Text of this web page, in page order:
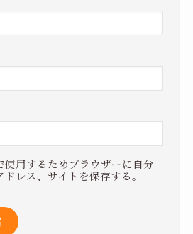
使用するためブラウザーに自分
レス、サイトを保存する。